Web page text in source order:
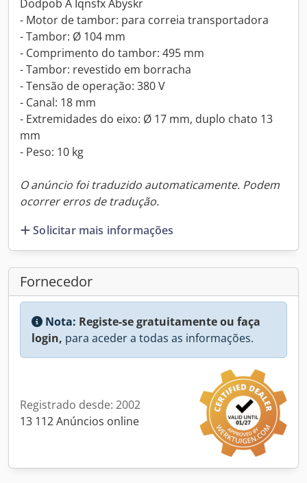
Dodpob A Iqnsfx Abyskr
- Motor de tambor: para correia transportadora
- Tambor: Ø 104 mm
- Comprimento do tambor: 495 mm
- Tambor: revestido em borracha
- Tensão de operação: 380 V
- Canal: 18 mm
- Extremidades do eixo: Ø 17 mm, duplo chato 13
mm
- Peso: 10 kg
O anúncio foi traduzido automaticamente. Podem
ocorrer erros de tradução.
Solicitar mais informações
Fornecedor
Nota: Registe-se gratuitamente ou faça
login, para aceder a todas as informações.
Registrado desde: 2002
13 112 Anúncios online